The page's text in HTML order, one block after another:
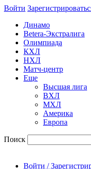
Войти
Динамо
Betera-Экстралига
Олимпиада
КХЛ
НХЛ
Матч-центр
Еще
Высшая лига
ВХЛ
МХЛ
Америка
Европа
Поиск
Войти /